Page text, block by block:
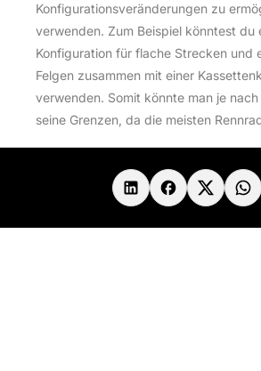
Konfigurationsveränderungen zu
verwenden. Zum Beispiel könntest du
Konfiguration für flache Strecken
Felgen zusammen mit einer
verwenden. Somit könnte man je
seine Grenzen, da die meisten